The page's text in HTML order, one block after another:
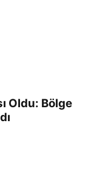
Oldu: Bölge